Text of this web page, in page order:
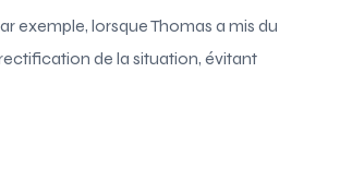
exemple, lorsque Thomas a mis du
de la situation, évitant